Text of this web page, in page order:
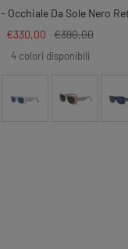
- Occhiale Da Sole Nero
Prezzo
di
€330,00
Prezzo
regolare
€390,00
4 colori disponibili